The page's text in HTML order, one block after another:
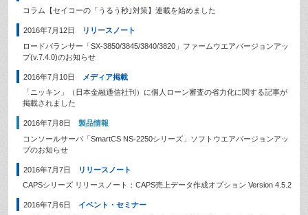
コラム【セイコーの「うるう秒｣対策】連載を始めました
2016年7月12日
リリースノート
ロードバランサー「SX-3850/3845/3840/3820」ファームウエアバージョンアッ
プ(v.7.4.0)のお知らせ
2016年7月10日
メディア掲載
「ニッキン」（日本金融通信社刊）に個人ローン審査の省力化に関する記事が
掲載されました
2016年7月8日
製品情報
コンソールサーバ「SmartCS NS-2250シリーズ」ソフトウエアバージョンアッ
プのお知らせ
2016年7月7日
リリースノート
CAPSシリーズ リリースノート：CAPS売上データ作成オプション Version 4.5.2
2016年7月6日
イベント・セミナー